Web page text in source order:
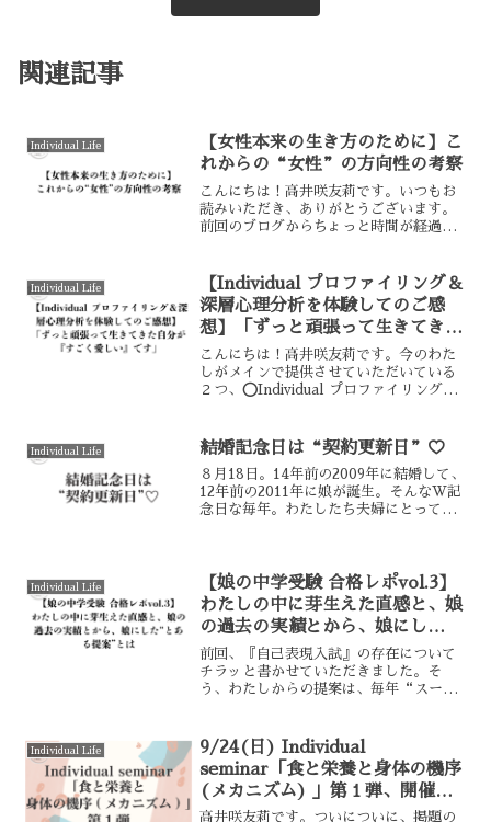
関連記事
Individual Life
【女性本来の生き方のために】こ
れからの“女性”の方向性の考察
こんにちは！高井咲友莉です。いつもお
読みいただき、ありがとうございます。
前回のブログからちょっと時間が経過し
ていくか、その方向性などを探っていま
した^ ^【女性本来の生き...
Individual Life
【Individual プロファイリング＆
深層心理分析を体験してのご感
想】「ずっと頑張って生きてきた
自分が『すごく愛しい』です」
こんにちは！高井咲友莉です。今のわた
しがメインで提供させていただいている
２つ、⭕️Individual プロファイリング⭕️
た方からとても嬉しい、そして、読んで
いるこ...
Individual Life 結婚記念日は“契約更新日”♡
８月18日。14年前の2009年に結婚して、
12年前の2011年に娘が誕生。そんなW記
念日な毎年。わたしたち夫婦にとっては
るとき、何...
Individual Life
【娘の中学受験 合格レポvol.3】
わたしの中に芽生えた直感と、娘
の過去の実績とから、娘にし
た“とある提案”とは
前回、『自己表現入試』の存在について
チラッと書かせていただきました。そ
う、わたしからの提案は、毎年“スーパ
してはめずらしく、誰の、何の影響なの
か(おそらく学校や小学校の同...
Individual Life
9/24(日) Individual
seminar「食と栄養と身体の機序
(メカニズム) 」第１弾、開催し
ます！
高井咲友莉です。ついについに、掲題の